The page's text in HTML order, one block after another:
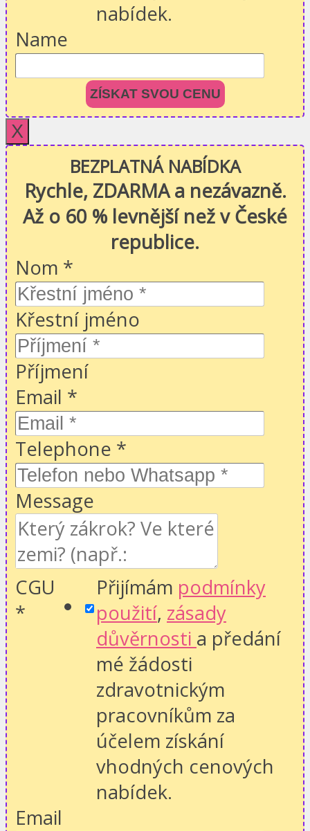
nabídek.
Name
ZÍSKAT SVOU CENU
X
BEZPLATNÁ NABÍDKA
Rychle, ZDARMA a nezávazně.
Až o 60 % levnější než v České
republice.
Nom *
Křestní jméno
Příjmení
Email *
Telephone *
Message
CGU
*
Přijímám podmínky
použití, zásady
důvěrnosti a předání
mé žádosti
zdravotnickým
pracovníkům za
účelem získání
vhodných cenových
nabídek.
Email